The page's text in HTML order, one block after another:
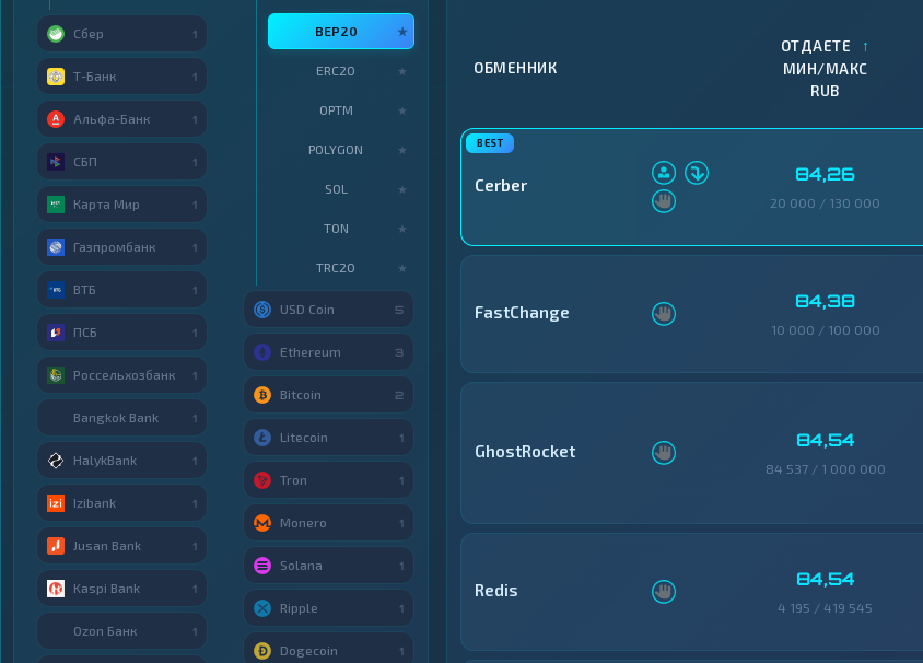
ОБМЕННИК
ОТДАЕТЕ ↑
МИН/МАКС
RUB
Cerber 84,26
20 000 / 130 000
FastChange 84,38
10 000 / 100 000
GhostRocket 84,54
84 537 / 1 000 000
Redis 84,54
4 195 / 419 545
Сбер 1
Т-Банк 1
Альфа-Банк 1
СБП 1
Карта Мир 1
Газпромбанк 1
ВТБ 1
ПСБ 1
Россельхозбанк 1
Bangkok Bank 1
HalykBank 1
Izibank 1
Jusan Bank 1
Kaspi Bank 1
Ozon Банк 1
BEP20 ★
ERC20 ★
OPTM ★
POLYGON ★
SOL ★
TON ★
TRC20 ★
USD Coin 5
Ethereum 3
Bitcoin 2
Litecoin 1
Tron 1
Monero 1
Solana 1
Ripple 1
Dogecoin 1